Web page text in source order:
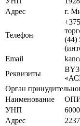
Адрес
г.
Телефон
(44)
Email
Реквизиты
Орган
Наименование
ОПИ
УНП
Адрес